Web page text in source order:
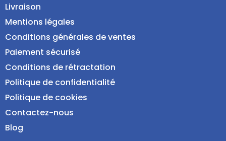
Livraison
Mentions légales
Conditions générales de ventes
Paiement sécurisé
Conditions de rétractation
Politique de confidentialité
Politique de cookies
Contactez-nous
Blog